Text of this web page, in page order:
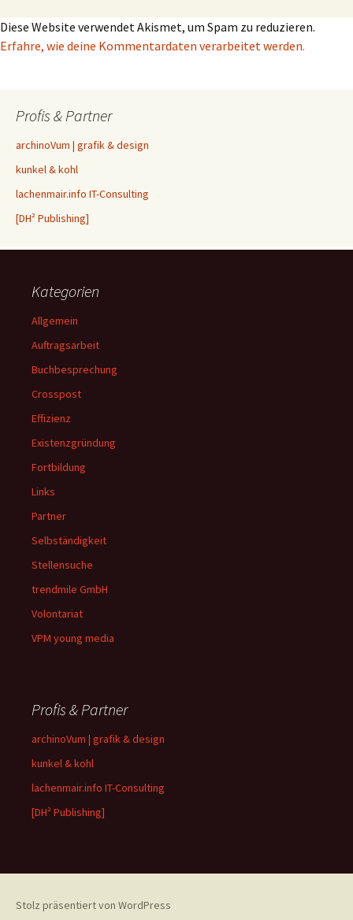
Diese Website verwendet Akismet, um Spam zu reduzieren.
Erfahre, wie deine Kommentardaten verarbeitet werden.
Profis & Partner
archinoVum | grafik & design
kunkel & kohl
lachenmair.info IT-Consulting
[DH² Publishing]
Kategorien
Allgemein
Auftragsarbeit
Buchbesprechung
Crosspost
Effizienz
Existenzgründung
Fortbildung
Links
Partner
Selbständigkeit
Stellensuche
trendmile GmbH
Volontariat
VPM young media
Profis & Partner
archinoVum | grafik & design
kunkel & kohl
lachenmair.info IT-Consulting
[DH² Publishing]
Stolz präsentiert von WordPress